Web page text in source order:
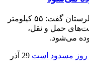
معاون هماهنگی امور عمرانی استانداری لرستان گفت: ۵۵ کیلومتر
حمل و نقل،
می‌شود.
29 آذر